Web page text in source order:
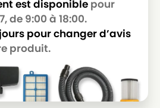
ALPHA2 ELECT
1/2
1
10
1000 à 1199
est disponible pour
de 9:00 à 18:00.
pour changer d’avis
produit.